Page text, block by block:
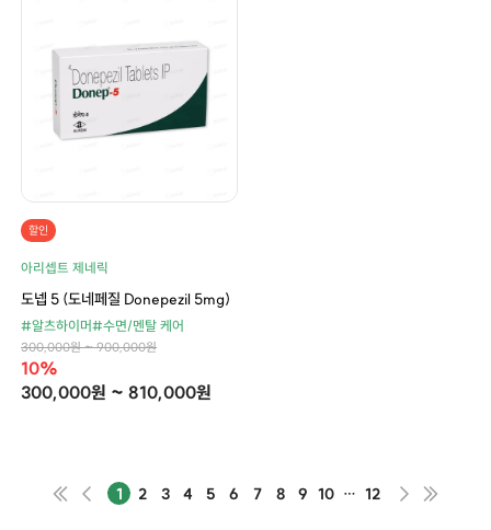
할인
아리셉트 제네릭
도넵 5 (도네페질 Donepezil 5mg)
#알츠하이머#수면/멘탈 케어
300,000원 ~ 900,000원
10%
300,000원 ~ 810,000원
1 2 3 4 5 6 7 8 9 10 … 12